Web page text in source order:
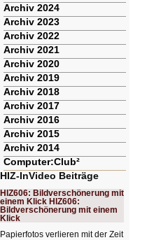
Archiv 2024
Archiv 2023
Archiv 2022
Archiv 2021
Archiv 2020
Archiv 2019
Archiv 2018
Archiv 2017
Archiv 2016
Archiv 2015
Archiv 2014
Computer:Club²
HIZ-InVideo Beiträge
HIZ606: Bildverschönerung mit
einem Klick HIZ606:
Bildverschönerung mit einem
Klick
Papierfotos verlieren mit der Zeit